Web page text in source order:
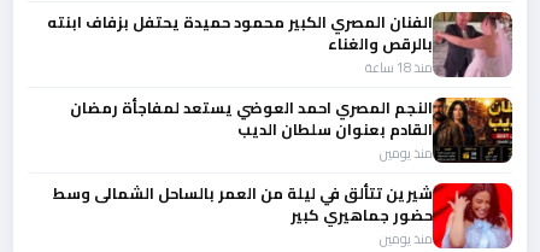
الفنان المصري الكبير محمود حميدة يحتفل بزفاف ابنته
بالرقص والغناء
منذ 18 ساعة
النجم المصري احمد العوضي يستعد لمفاجأة رمضان
القادم بعنوان سلطان الديب
منذ يومين
شيرين تتألق في ليلة من العمر بالساحل الشمالى وسط
حضور جماهيري كبير
منذ يومين